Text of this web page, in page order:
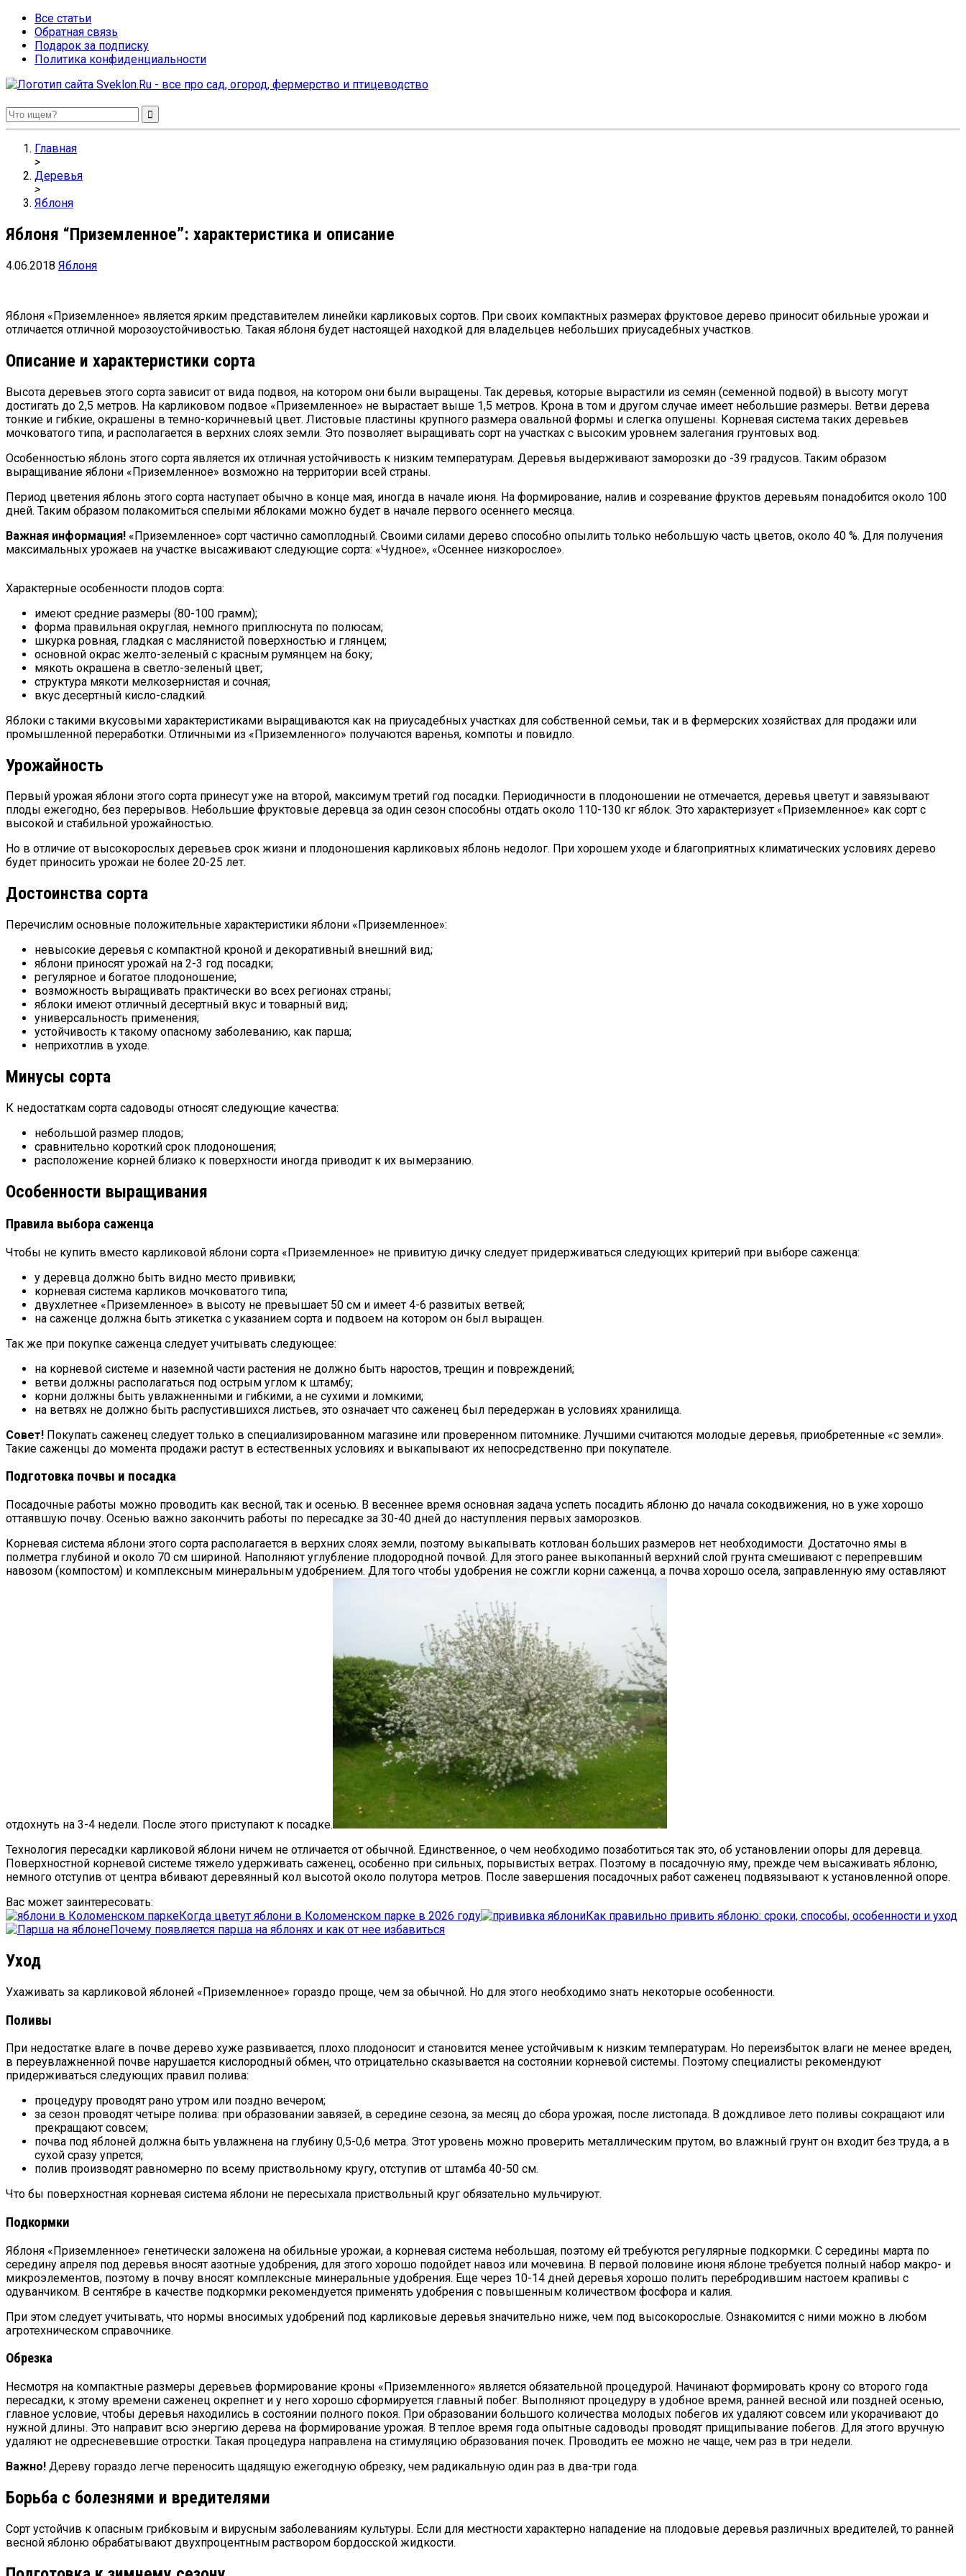
Все статьи
Обратная связь
Подарок за подписку
Политика конфиденциальности
Sveklon.Ru – все про сад, огород, фермерство и птицеводство
Главная
>
Деревья
>
Яблоня
Яблоня “Приземленное”: характеристика и описание
4.06.2018 Яблоня
Яблоня «Приземленное» является ярким представителем линейки карликовых сортов. При своих компактных размерах фруктовое дерево приносит обильные урожаи и
отличается отличной морозоустойчивостью. Такая яблоня будет настоящей находкой для владельцев небольших приусадебных участков.
Описание и характеристики сорта
Высота деревьев этого сорта зависит от вида подвоя, на котором они были выращены. Так деревья, которые вырастили из семян (семенной подвой) в высоту могут
достигать до 2,5 метров. На карликовом подвое «Приземленное» не вырастает выше 1,5 метров. Крона в том и другом случае имеет небольшие размеры. Ветви дерева
тонкие и гибкие, окрашены в темно-коричневый цвет. Листовые пластины крупного размера овальной формы и слегка опушены. Корневая система таких деревьев
мочковатого типа, и располагается в верхних слоях земли. Это позволяет выращивать сорт на участках с высоким уровнем залегания грунтовых вод.
Особенностью яблонь этого сорта является их отличная устойчивость к низким температурам. Деревья выдерживают заморозки до -39 градусов. Таким образом
выращивание яблони «Приземленное» возможно на территории всей страны.
Период цветения яблонь этого сорта наступает обычно в конце мая, иногда в начале июня. На формирование, налив и созревание фруктов деревьям понадобится около 100
дней. Таким образом полакомиться спелыми яблоками можно будет в начале первого осеннего месяца.
Важная информация! «Приземленное» сорт частично самоплодный. Своими силами дерево способно опылить только небольшую часть цветов, около 40 %. Для получения
максимальных урожаев на участке высаживают следующие сорта: «Чудное», «Осеннее низкорослое».
Характерные особенности плодов сорта:
имеют средние размеры (80-100 грамм);
форма правильная округлая, немного приплюснута по полюсам;
шкурка ровная, гладкая с маслянистой поверхностью и глянцем;
основной окрас желто-зеленый с красным румянцем на боку;
мякоть окрашена в светло-зеленый цвет;
структура мякоти мелкозернистая и сочная;
вкус десертный кисло-сладкий.
Яблоки с такими вкусовыми характеристиками выращиваются как на приусадебных участках для собственной семьи, так и в фермерских хозяйствах для продажи или
промышленной переработки. Отличными из «Приземленного» получаются варенья, компоты и повидло.
Урожайность
Первый урожая яблони этого сорта принесут уже на второй, максимум третий год посадки. Периодичности в плодоношении не отмечается, деревья цветут и завязывают
плоды ежегодно, без перерывов. Небольшие фруктовые деревца за один сезон способны отдать около 110-130 кг яблок. Это характеризует «Приземленное» как сорт с
высокой и стабильной урожайностью.
Но в отличие от высокорослых деревьев срок жизни и плодоношения карликовых яблонь недолог. При хорошем уходе и благоприятных климатических условиях дерево
будет приносить урожаи не более 20-25 лет.
Достоинства сорта
Перечислим основные положительные характеристики яблони «Приземленное»:
невысокие деревья с компактной кроной и декоративный внешний вид;
яблони приносят урожай на 2-3 год посадки;
регулярное и богатое плодоношение;
возможность выращивать практически во всех регионах страны;
яблоки имеют отличный десертный вкус и товарный вид;
универсальность применения;
устойчивость к такому опасному заболеванию, как парша;
неприхотлив в уходе.
Минусы сорта
К недостаткам сорта садоводы относят следующие качества:
небольшой размер плодов;
сравнительно короткий срок плодоношения;
расположение корней близко к поверхности иногда приводит к их вымерзанию.
Особенности выращивания
Правила выбора саженца
Чтобы не купить вместо карликовой яблони сорта «Приземленное» не привитую дичку следует придерживаться следующих критерий при выборе саженца:
у деревца должно быть видно место прививки;
корневая система карликов мочковатого типа;
двухлетнее «Приземленное» в высоту не превышает 50 см и имеет 4-6 развитых ветвей;
на саженце должна быть этикетка с указанием сорта и подвоем на котором он был выращен.
Так же при покупке саженца следует учитывать следующее:
на корневой системе и наземной части растения не должно быть наростов, трещин и повреждений;
ветви должны располагаться под острым углом к штамбу;
корни должны быть увлажненными и гибкими, а не сухими и ломкими;
на ветвях не должно быть распустившихся листьев, это означает что саженец был передержан в условиях хранилища.
Совет! Покупать саженец следует только в специализированном магазине или проверенном питомнике. Лучшими считаются молодые деревья, приобретенные «с земли».
Такие саженцы до момента продажи растут в естественных условиях и выкапывают их непосредственно при покупателе.
Подготовка почвы и посадка
Посадочные работы можно проводить как весной, так и осенью. В весеннее время основная задача успеть посадить яблоню до начала сокодвижения, но в уже хорошо
оттаявшую почву. Осенью важно закончить работы по пересадке за 30-40 дней до наступления первых заморозков.
Корневая система яблони этого сорта располагается в верхних слоях земли, поэтому выкапывать котлован больших размеров нет необходимости. Достаточно ямы в
полметра глубиной и около 70 см шириной. Наполняют углубление плодородной почвой. Для этого ранее выкопанный верхний слой грунта смешивают с перепревшим
навозом (компостом) и комплексным минеральным удобрением. Для того чтобы удобрения не сожгли корни саженца, а почва хорошо осела, заправленную яму оставляют
отдохнуть на 3-4 недели. После этого приступают к посадке.
Технология пересадки карликовой яблони ничем не отличается от обычной. Единственное, о чем необходимо позаботиться так это, об установлении опоры для деревца.
Поверхностной корневой системе тяжело удерживать саженец, особенно при сильных, порывистых ветрах. Поэтому в посадочную яму, прежде чем высаживать яблоню,
немного отступив от центра вбивают деревянный кол высотой около полутора метров. После завершения посадочных работ саженец подвязывают к установленной опоре.
Вас может заинтересовать:
Когда цветут яблони в Коломенском парке в 2026 году
Как правильно привить яблоню: сроки, способы, особенности и уход
Почему появляется парша на яблонях и как от нее избавиться
Уход
Ухаживать за карликовой яблоней «Приземленное» гораздо проще, чем за обычной. Но для этого необходимо знать некоторые особенности.
Поливы
При недостатке влаге в почве дерево хуже развивается, плохо плодоносит и становится менее устойчивым к низким температурам. Но переизбыток влаги не менее вреден,
в переувлажненной почве нарушается кислородный обмен, что отрицательно сказывается на состоянии корневой системы. Поэтому специалисты рекомендуют
придерживаться следующих правил полива:
процедуру проводят рано утром или поздно вечером;
за сезон проводят четыре полива: при образовании завязей, в середине сезона, за месяц до сбора урожая, после листопада. В дождливое лето поливы сокращают или
прекращают совсем;
почва под яблоней должна быть увлажнена на глубину 0,5-0,6 метра. Этот уровень можно проверить металлическим прутом, во влажный грунт он входит без труда, а в
сухой сразу упрется;
полив производят равномерно по всему приствольному кругу, отступив от штамба 40-50 см.
Что бы поверхностная корневая система яблони не пересыхала приствольный круг обязательно мульчируют.
Подкормки
Яблоня «Приземленное» генетически заложена на обильные урожаи, а корневая система небольшая, поэтому ей требуются регулярные подкормки. С середины марта по
середину апреля под деревья вносят азотные удобрения, для этого хорошо подойдет навоз или мочевина. В первой половине июня яблоне требуется полный набор макро- и
микроэлементов, поэтому в почву вносят комплексные минеральные удобрения. Еще через 10-14 дней деревья хорошо полить перебродившим настоем крапивы с
одуванчиком. В сентябре в качестве подкормки рекомендуется применять удобрения с повышенным количеством фосфора и калия.
При этом следует учитывать, что нормы вносимых удобрений под карликовые деревья значительно ниже, чем под высокорослые. Ознакомится с ними можно в любом
агротехническом справочнике.
Обрезка
Несмотря на компактные размеры деревьев формирование кроны «Приземленного» является обязательной процедурой. Начинают формировать крону со второго года
пересадки, к этому времени саженец окрепнет и у него хорошо сформируется главный побег. Выполняют процедуру в удобное время, ранней весной или поздней осенью,
главное условие, чтобы деревья находились в состоянии полного покоя. При образовании большого количества молодых побегов их удаляют совсем или укорачивают до
нужной длины. Это направит всю энергию дерева на формирование урожая. В теплое время года опытные садоводы проводят прищипывание побегов. Для этого вручную
удаляют не одресневевшие отростки. Такая процедура направлена на стимуляцию образования почек. Проводить ее можно не чаще, чем раз в три недели.
Важно! Дереву гораздо легче переносить щадящую ежегодную обрезку, чем радикальную один раз в два-три года.
Борьба с болезнями и вредителями
Сорт устойчив к опасным грибковым и вирусным заболеваниям культуры. Если для местности характерно нападение на плодовые деревья различных вредителей, то ранней
весной яблоню обрабатывают двухпроцентным раствором бордосской жидкости.